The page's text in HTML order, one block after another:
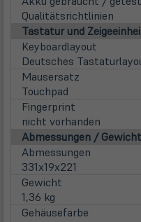
Qualitätsrichtlinien
Tastatur und
Keyboardlayout
Deutsches
Mausersatz
Touchpad
Fingerprint
nicht vorhanden
Abmessungen /
Abmessungen
331x19x221
Gewicht
1,36 kg
Gehäusefarbe